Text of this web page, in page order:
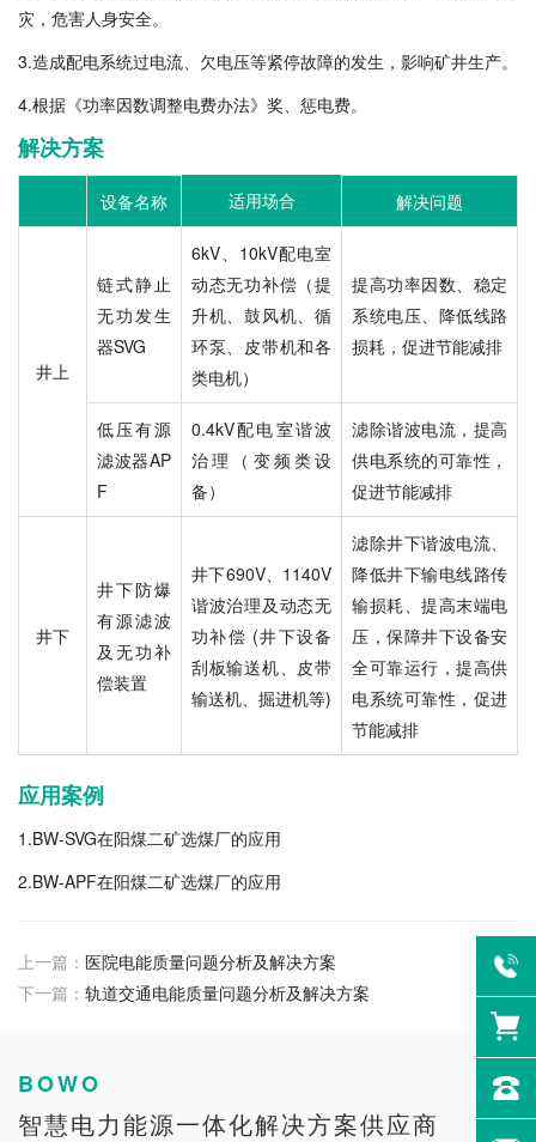
灾，危害人身安全。
3.造成配电系统过电流、欠电压等紧停故障的发生，影响矿井生产。
4.根据《功率因数调整电费办法》奖、惩电费。
解决方案
设备名称 适用场合 解决问题
井上
链式静止
无功发生
器SVG
6kV、10kV配电室
动态无功补偿（提
升机、鼓风机、循
环泵、皮带机和各
类电机）
提高功率因数、稳定
系统电压、降低线路
损耗，促进节能减排
低压有源
滤波器AP
F
0.4kV配电室谐波
治理（变频类设
备）
滤除谐波电流，提高
供电系统的可靠性，
促进节能减排
井下
井下防爆
有源滤波
及无功补
偿装置
井下690V、1140V
谐波治理及动态无
功补偿 (井下设备
刮板输送机、皮带
输送机、掘进机等)
滤除井下谐波电流、
降低井下输电线路传
输损耗、提高末端电
压，保障井下设备安
全可靠运行，提高供
电系统可靠性，促进
节能减排
应用案例
1.BW-SVG在阳煤二矿选煤厂的应用
2.BW-APF在阳煤二矿选煤厂的应用
上一篇： 医院电能质量问题分析及解决方案
下一篇： 轨道交通电能质量问题分析及解决方案
BOWO
智慧电力能源一体化解决方案供应商